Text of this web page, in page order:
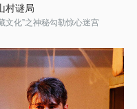
村谜局
文化”之神秘勾勒惊心迷宫